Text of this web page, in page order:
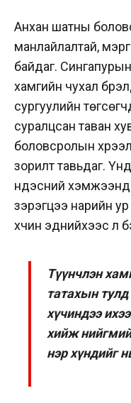
Анхан шатны
манлайлалтай,
байдаг.
хамгийн чухал
сургуулийн
суралцсан таван
боловсролын
зорилт тавьдаг.
үндэсний хэмжээнд
зэрэгцээ нарийн
хүчин эднийхээс л
Түүнчлэн
татахын
хүчиндээ
хийж
нэр хүндийг